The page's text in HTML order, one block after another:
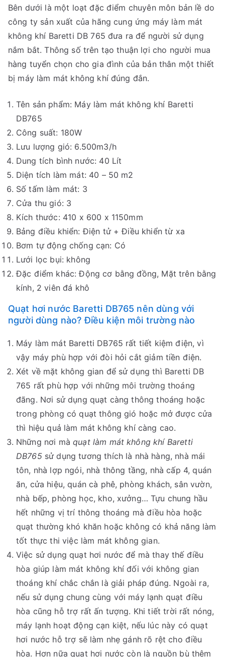
Bên dưới là một loạt đặc điểm chuyên môn bản lề do
công ty sản xuất của hãng cung ứng máy làm mát
không khí Baretti DB 765 đưa ra để người sử dụng
nắm bắt. Thông số trên tạo thuận lợi cho người mua
hàng tuyển chọn cho gia đình của bản thân một thiết
bị máy làm mát không khí đúng đắn.
Tên sản phẩm: Máy làm mát không khí Baretti
DB765
Công suất: 180W
Lưu lượng gió: 6.500m3/h
Dung tích bình nước: 40 Lít
Diện tích làm mát: 40 – 50 m2
Số tấm làm mát: 3
Cửa thu gió: 3
Kích thước: 410 x 600 x 1150mm
Bảng điều khiển: Điện tử + Điều khiển từ xa
Bơm tự động chống cạn: Có
Lưới lọc bụi: không
Đặc điểm khác: Động cơ bằng đồng, Mặt trên bằng
kính, 2 viên đá khô
Quạt hơi nước Baretti DB765 nên dùng với
người dùng nào? Điều kiện môi trường nào
Máy làm mát Baretti DB765 rất tiết kiệm điện, vì
vậy máy phù hợp với đòi hỏi cắt giảm tiền điện.
Xét về mặt không gian để sử dụng thì Baretti DB
765 rất phù hợp với những môi trường thoáng
đãng. Nơi sử dụng quạt càng thông thoáng hoặc
trong phòng có quạt thông gió hoặc mở được cửa
thì hiệu quả làm mát không khí càng cao.
Những nơi màquạt làm mát không khí Baretti
DB765sử dụng tương thích là nhà hàng, nhà mái
tôn, nhà lợp ngói, nhà thông tầng, nhà cấp 4, quán
ăn, cửa hiệu, quán cà phê, phòng khách, sân vườn,
nhà bếp, phòng học, kho, xưởng… Tựu chung hầu
hết những vị trí thông thoáng mà điều hòa hoặc
quạt thường khó khăn hoặc không có khả năng làm
tốt thực thi việc làm mát không gian.
Việc sử dụng quạt hơi nước để mà thay thế điều
hòa giúp làm mát không khí đối với không gian
thoáng khí chắc chắn là giải pháp đúng. Ngoài ra,
nếu sử dụng chung cùng với máy lạnh quạt điều
hòa cũng hỗ trợ rất ấn tượng. Khi tiết trời rất nóng,
máy lạnh hoạt động cạn kiệt, nếu lúc này có quạt
hơi nước hỗ trợ sẽ làm nhẹ gánh rõ rệt cho điều
hòa. Hơn nữa quạt hơi nước còn là nguồn bù thêm